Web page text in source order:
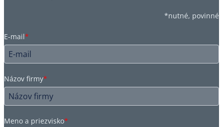
*nutné, povinné
E-mail*
Názov firmy*
Meno a priezvisko*